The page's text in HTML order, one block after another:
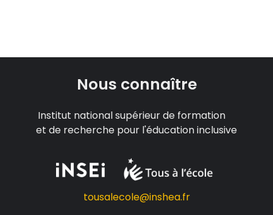
Nous connaître
Institut national supérieur de formation
et de recherche pour l'éducation inclusive
tousalecole@inshea.fr